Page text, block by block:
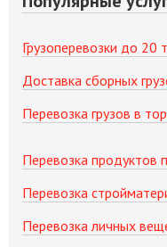
Грузоперевозки до 20
Доставка сборных
Перевозка грузов в
Перевозка продуктов
Перевозка
Перевозка личных